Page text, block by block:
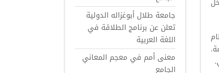
جامعة طلال أبوغزاله الدولية
تعلن عن برنامج الطلاقة في
اللغة العربية
معنى أمم في معجم المعاني
الجامع